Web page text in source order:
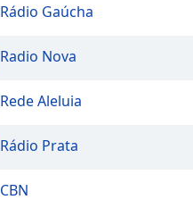
Rádio Gaúcha
Radio Nova
Rede Aleluia
Rádio Prata
CBN